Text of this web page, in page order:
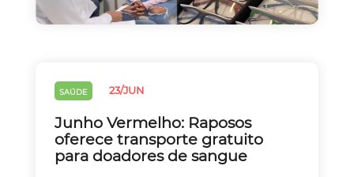
SAÚDE 23/JUN
Junho Vermelho: Raposos
oferece transporte gratuito
para doadores de sangue